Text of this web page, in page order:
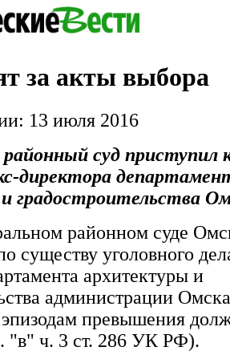
за акты выбора
13 июля 2016
суд приступил
директора
градостроительства
районном суде
существу уголовного
архитектуры и
администрации
превышения
"в" ч. 3 ст. 286 УК РФ).